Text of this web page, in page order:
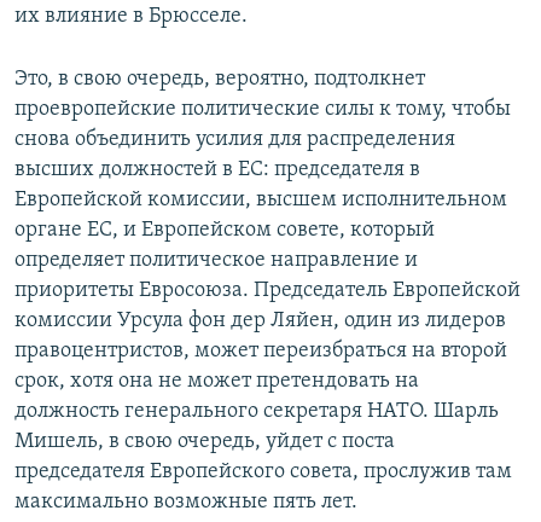
их влияние в Брюсселе.
Это, в свою очередь, вероятно, подтолкнет
проевропейские политические силы к тому, чтобы
снова объединить усилия для распределения
высших должностей в ЕС: председателя в
Европейской комиссии, высшем исполнительном
органе ЕС, и Европейском совете, который
определяет политическое направление и
приоритеты Евросоюза. Председатель Европейской
комиссии Урсула фон дер Ляйен, один из лидеров
правоцентристов, может переизбраться на второй
срок, хотя она не может претендовать на
должность генерального секретаря НАТО. Шарль
Мишель, в свою очередь, уйдет с поста
председателя Европейского совета, прослужив там
максимально возможные пять лет.